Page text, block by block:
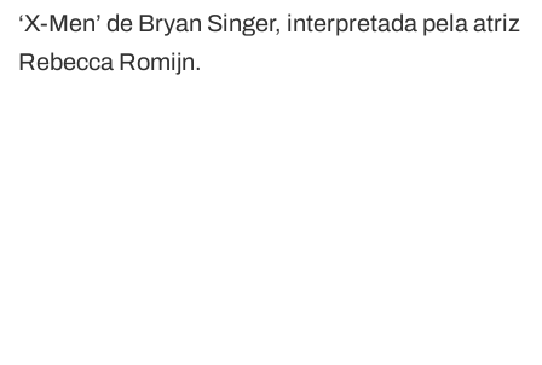
‘X-Men’ de Bryan Singer, interpretada pela atriz
Rebecca Romijn.